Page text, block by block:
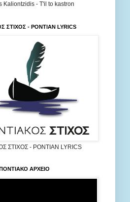
Kaliontzidis - T'il to kastron
ΣΤΙΧΟΣ - PONTIAN LYRICS
ΣΤΙΧΟΣ - PONTIAN LYRICS
ΑΡΧΕΙΟ